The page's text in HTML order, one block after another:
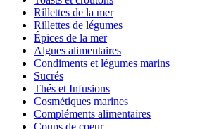
Rillettes de la mer
Rillettes de légumes
Épices de la mer
Algues alimentaires
Condiments et légumes marins
Sucrés
Thés et Infusions
Cosmétiques marines
Compléments alimentaires
Coups de coeur